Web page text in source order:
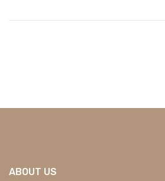
ABOUT US